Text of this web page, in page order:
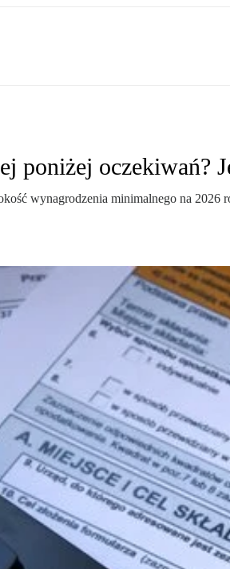
poniżej oczekiwań?
wynagrodzenia minimalnego na